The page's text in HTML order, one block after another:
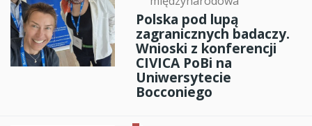
Polska pod lupą
zagranicznych badaczy.
Wnioski z konferencji
CIVICA PoBi na
Uniwersytecie
Bocconiego